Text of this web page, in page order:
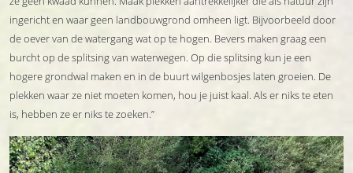
ingericht en waar geen landbouwgrond omheen ligt. Bijvoorbeeld door
de oever van de watergang wat op te hogen. Bevers maken graag een
burcht op de splitsing van waterwegen. Op die splitsing kun je een
hogere grondwal maken en in de buurt wilgenbosjes laten groeien. De
plekken waar ze niet moeten komen, hou je juist kaal. Als er niks te eten
is, hebben ze er niks te zoeken.”